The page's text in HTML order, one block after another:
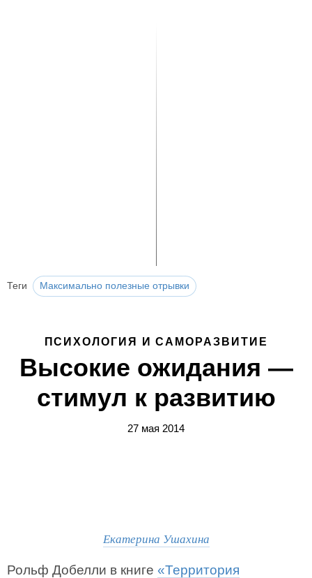
Теги Максимально полезные отрывки
ПСИХОЛОГИЯ И САМОРАЗВИТИЕ
Высокие ожидания —
стимул к развитию
27 мая 2014
Екатерина Ушахина
Рольф Добелли в книге «Территория